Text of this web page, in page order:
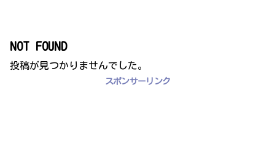
NOT FOUND
投稿が見つかりませんでした。
スポンサーリンク